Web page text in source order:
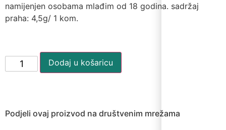
namijenjen osobama mlađim od 18 godina. sadržaj
praha: 4,5g/ 1 kom.
Dodaj u košaricu
Podjeli ovaj proizvod na društvenim mrežama